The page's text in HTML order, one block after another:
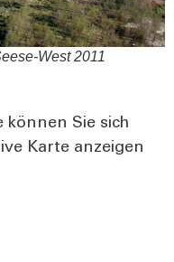
West 2011
kön­nen Sie sich
Kar­te anzei­gen